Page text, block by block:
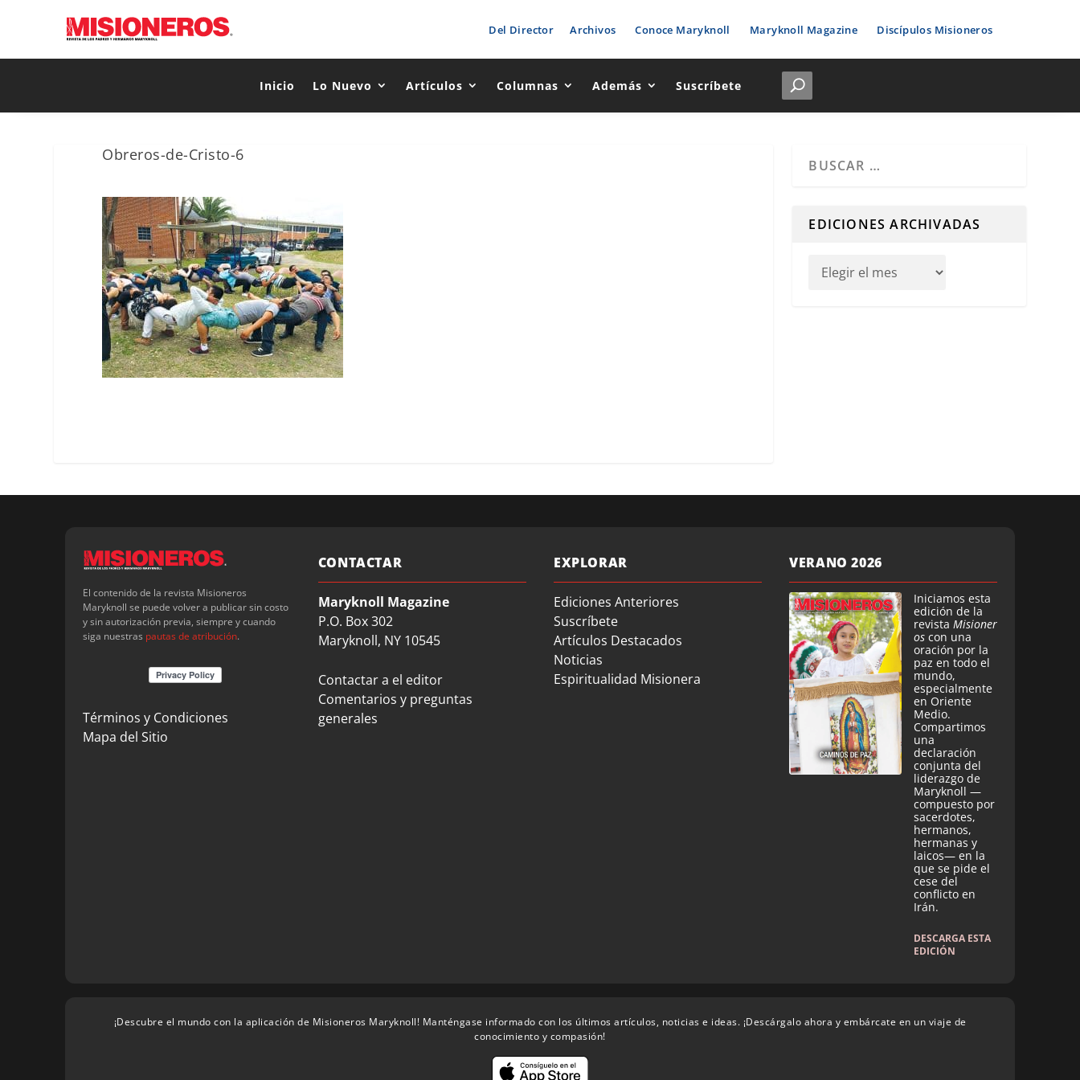
Del Director Archivos Conoce Maryknoll Maryknoll Magazine Discípulos Misioneros
Inicio Lo Nuevo Artículos Columnas Además Suscríbete
Obreros-de-Cristo-6
EDICIONES ARCHIVADAS
El contenido de la revista Misioneros
Maryknoll se puede volver a publicar sin costo
y sin autorización previa, siempre y cuando
siga nuestras pautas de atribución.
Términos y Condiciones
Mapa del Sitio
CONTACTAR
Maryknoll Magazine
P.O. Box 302
Maryknoll, NY 10545
Contactar a el editor
Comentarios y preguntas
generales
EXPLORAR
Ediciones Anteriores
Suscríbete
Artículos Destacados
Noticias
Espiritualidad Misionera
VERANO 2026
Iniciamos esta
edición de la
revista Misioner
os con una
oración por la
paz en todo el
mundo,
especialmente
en Oriente
Medio.
Compartimos
una
declaración
conjunta del
liderazgo de
Maryknoll —
compuesto por
sacerdotes,
hermanos,
hermanas y
laicos— en la
que se pide el
cese del
conflicto en
Irán.
DESCARGA ESTA
EDICIÓN
¡Descubre el mundo con la aplicación de Misioneros Maryknoll! Manténgase informado con los últimos artículos, noticias e ideas. ¡Descárgalo ahora y embárcate en un viaje de
conocimiento y compasión!